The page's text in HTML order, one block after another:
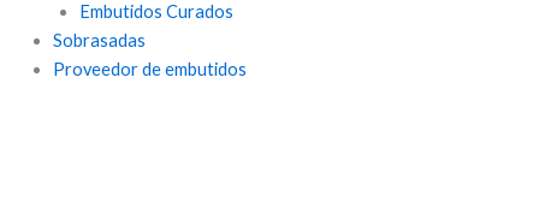
Embutidos Curados
Sobrasadas
Proveedor de embutidos